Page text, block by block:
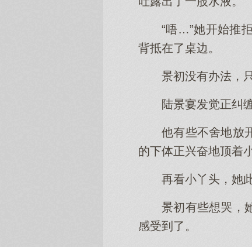
“唔…”她开始推
背抵在了桌边。
景初没有办法，
陆景宴发觉正纠
他有些不舍地放
的下体正兴奋地顶着
再看小丫头，她
景初有些想哭，
感受到了。